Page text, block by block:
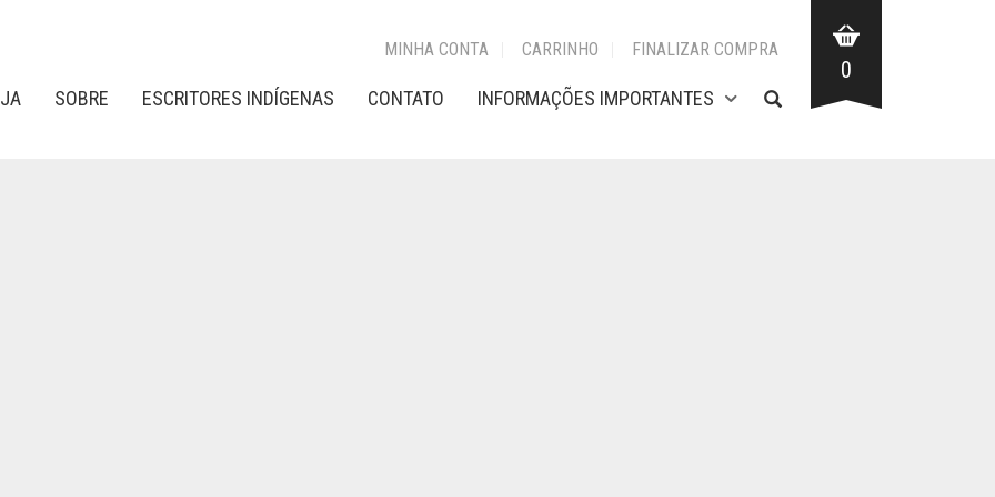
MINHA CONTA CARRINHO FINALIZAR COMPRA
SOBRE ESCRITORES INDÍGENAS CONTATO INFORMAÇÕES IMPORTANTES
0